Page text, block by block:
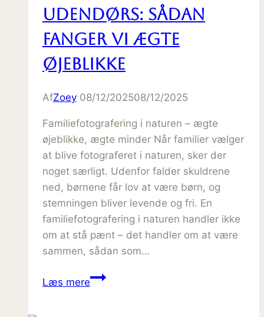
udendørs: Sådan
fanger vi ægte
øjeblikke
AfZoey 08/12/202508/12/2025
Familiefotografering i naturen – ægte
øjeblikke, ægte minder Når familier vælger
at blive fotograferet i naturen, sker der
noget særligt. Udenfor falder skuldrene
ned, børnene får lov at være børn, og
stemningen bliver levende og fri. En
familiefotografering i naturen handler ikke
om at stå pænt – det handler om at være
sammen, sådan som…
Læs mereNaturlige